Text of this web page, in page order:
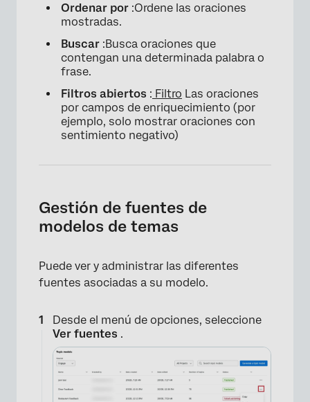
×
Ordenar por :Ordene las oraciones
mostradas.
Buscar :Busca oraciones que
contengan una determinada palabra o
frase.
Filtros abiertos : Filtro Las oraciones
por campos de enriquecimiento (por
ejemplo, solo mostrar oraciones con
sentimiento negativo)
Gestión de fuentes de
modelos de temas
Puede ver y administrar las diferentes
fuentes asociadas a su modelo.
Desde el menú de opciones, seleccione
Ver fuentes .